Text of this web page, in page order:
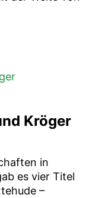
Kröger
in
es vier Titel
–